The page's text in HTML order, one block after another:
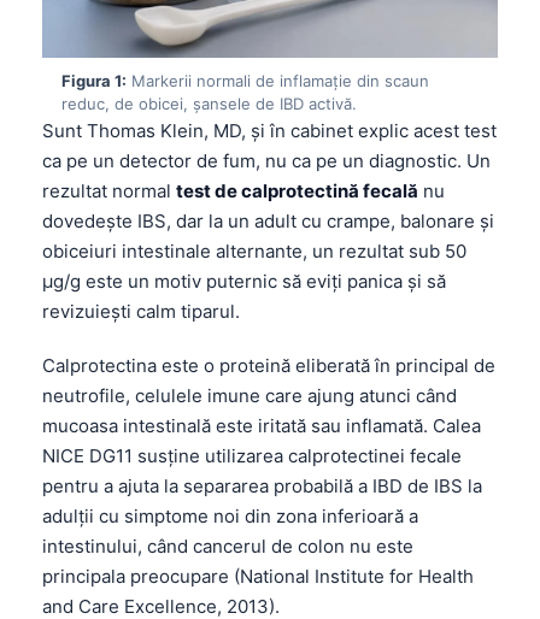
Figura 1: Markerii normali de inflamație din scaun
reduc, de obicei, șansele de IBD activă.
Sunt Thomas Klein, MD, și în cabinet explic acest test
ca pe un detector de fum, nu ca pe un diagnostic. Un
rezultat normal test de calprotectină fecală nu
dovedește IBS, dar la un adult cu crampe, balonare și
obiceiuri intestinale alternante, un rezultat sub 50
µg/g este un motiv puternic să eviți panica și să
revizuiești calm tiparul.
Calprotectina este o proteină eliberată în principal de
neutrofile, celulele imune care ajung atunci când
mucoasa intestinală este iritată sau inflamată. Calea
NICE DG11 susține utilizarea calprotectinei fecale
pentru a ajuta la separarea probabilă a IBD de IBS la
adulții cu simptome noi din zona inferioară a
intestinului, când cancerul de colon nu este
principala preocupare (National Institute for Health
and Care Excellence, 2013).